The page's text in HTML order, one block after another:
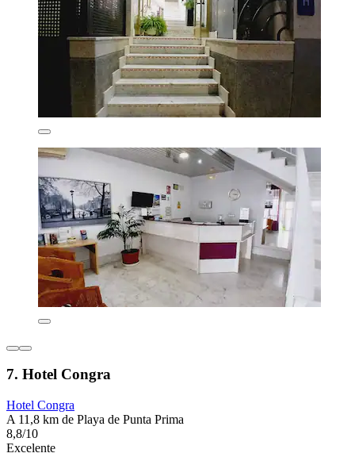
7. Hotel Congra
Hotel Congra
A 11,8 km de Playa de Punta Prima
8,8/10
Excelente